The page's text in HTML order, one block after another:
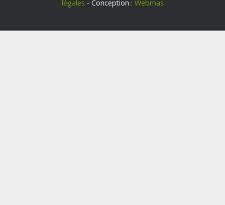
légales - Conception : Webmas